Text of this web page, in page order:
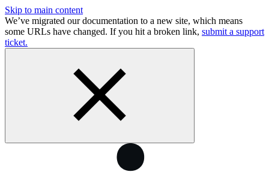
Skip to main content
We’ve migrated our documentation to a new site, which means
some URLs have changed. If you hit a broken link, submit a support
ticket.